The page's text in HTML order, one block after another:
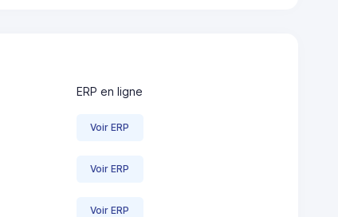
ERP en ligne
Voir ERP
Voir ERP
Voir ERP